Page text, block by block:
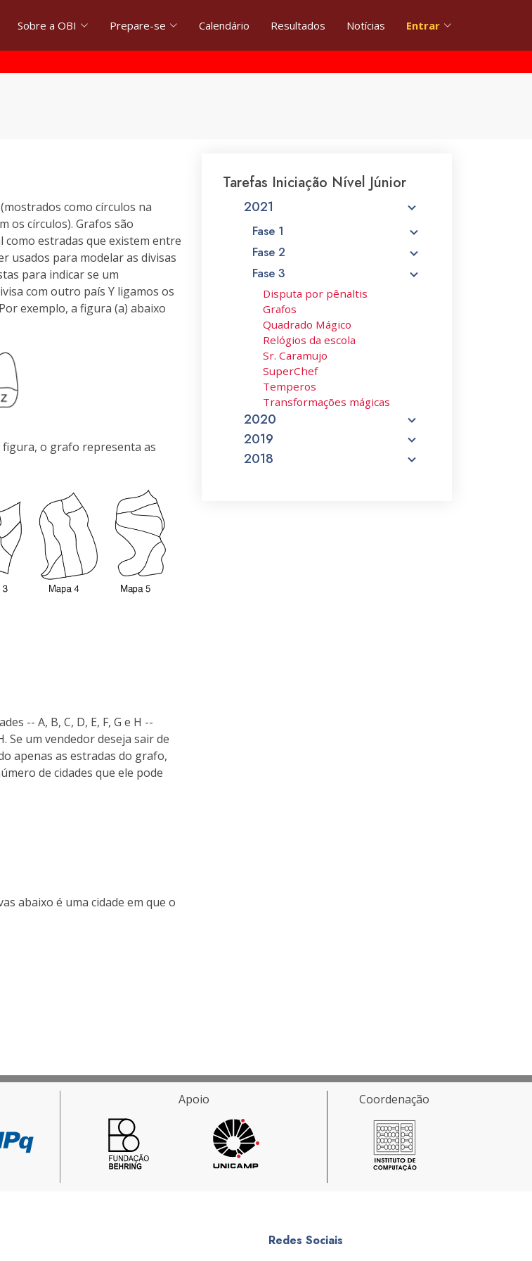
Sobre a OBI Prepare-se Calendário Resultados Notícias Entrar
(mostrados como círculos na
os círculos). Grafos são
estradas que existem entre
usados para modelar as divisas
para indicar se um
com outro país Y ligamos os
exemplo, a figura (a) abaixo
o grafo representa as
-- A, B, C, D, E, F, G e H --
Se um vendedor deseja sair de
apenas as estradas do grafo,
de cidades que ele pode
abaixo é uma cidade em que o
Tarefas Iniciação Nível Júnior
2021
Fase 1
Fase 2
Fase 3
Disputa por pênaltis
Grafos
Quadrado Mágico
Relógios da escola
Sr. Caramujo
SuperChef
Temperos
Transformações mágicas
2020
2019
2018
Apoio Coordenação
Redes Sociais